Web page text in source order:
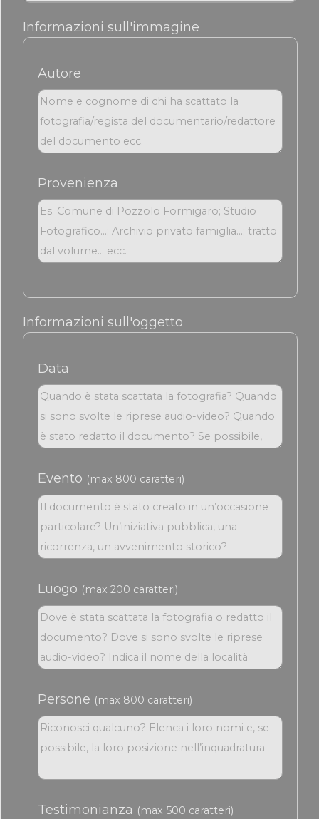
Informazioni sull'immagine
Autore
Provenienza
Informazioni sull'oggetto
Data
Evento (max 800 caratteri)
Luogo (max 200 caratteri)
Persone (max 800 caratteri)
Testimonianza (max 500 caratteri)